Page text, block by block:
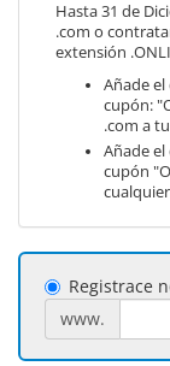
Hasta 31 de
.com o
extensión
Añade
cupón:
.com a
Añade
cupón
Registrace
www.